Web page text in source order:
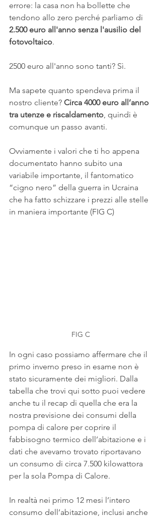
errore: la casa non ha bollette che
tendono allo zero perché parliamo di
2.500 euro all'anno senza l'ausilio del
fotovoltaico.
2500 euro all'anno sono tanti? Sì.
Ma sapete quanto spendeva prima il
nostro cliente? Circa 4000 euro all’anno
tra utenze e riscaldamento, quindi è
comunque un passo avanti.
Ovviamente i valori che ti ho appena
documentato hanno subito una
variabile importante, il fantomatico
“cigno nero” della guerra in Ucraina
che ha fatto schizzare i prezzi alle stelle
in maniera importante (FIG C)
FIG C
In ogni caso possiamo affermare che il
primo inverno preso in esame non è
stato sicuramente dei migliori. Dalla
tabella che trovi qui sotto puoi vedere
anche tu il recap di quella che era la
nostra previsione dei consumi della
pompa di calore per coprire il
fabbisogno termico dell’abitazione e i
dati che avevamo trovato riportavano
un consumo di circa 7.500 kilowattora
per la sola Pompa di Calore.
In realtà nei primo 12 mesi l’intero
consumo dell’abitazione, inclusi anche